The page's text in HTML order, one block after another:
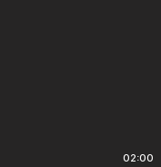
02:00